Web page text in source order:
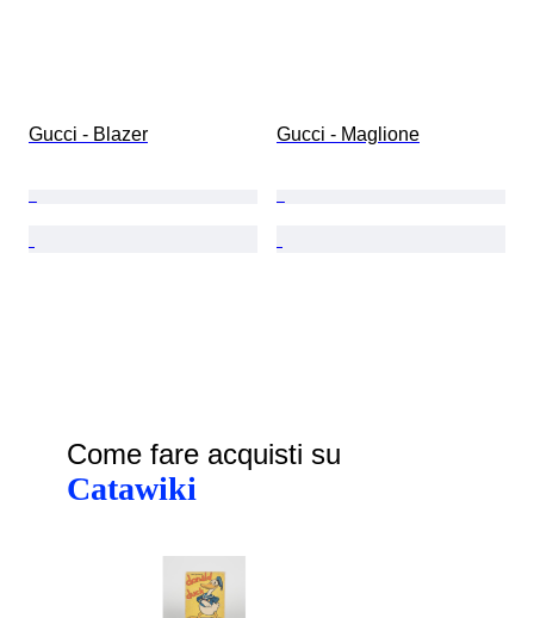
Gucci - Blazer Gucci - Maglione
Come fare acquisti su
Catawiki